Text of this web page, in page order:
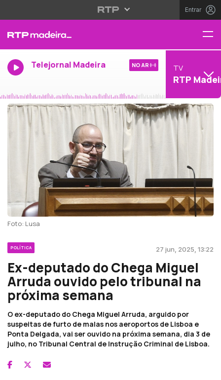
Entrar
Telejornal Madeira NO AR TV
RTP
Foto: Lusa
POLÍTICA 27 jun, 2025, 13:22
Ex-deputado do Chega Miguel
Arruda ouvido pelo tribunal na
próxima semana
O ex-deputado do Chega Miguel Arruda, arguido por
suspeitas de furto de malas nos aeroportos de Lisboa e
Ponta Delgada, vai ser ouvido na próxima semana, dia 3 de
julho, no Tribunal Central de Instrução Criminal de Lisboa.